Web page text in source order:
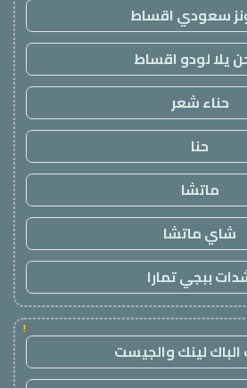
سعودي اقساط
يلا لودو اقساط
حناء شعر
حنا
ماتشا
شاي ماتشا
ببجي تمارا
!
لينك والجيست